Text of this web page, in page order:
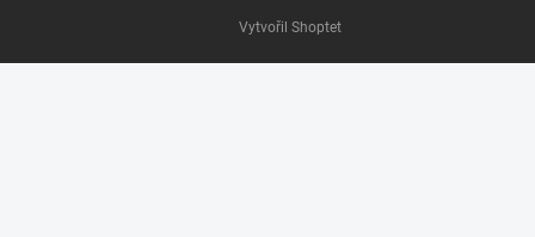
Vytvořil Shoptet